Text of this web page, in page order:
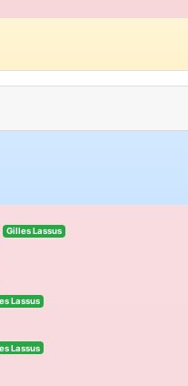
Gilles Lassus
Lassus
Lassus